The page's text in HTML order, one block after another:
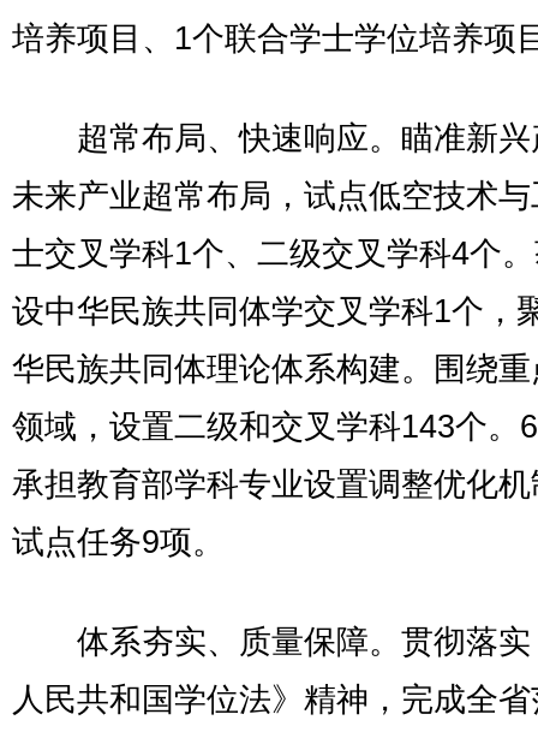
培养项目、1个联合学士学位培养项
超常布局、快速响应。瞄准新兴
未来产业超常布局，试点低空技术
士交叉学科1个、二级交叉学科4个
设中华民族共同体学交叉学科1个，
华民族共同体理论体系构建。围绕
领域，设置二级和交叉学科143个。
承担教育部学科专业设置调整优化
试点任务9项。
体系夯实、质量保障。贯彻落实
人民共和国学位法》精神，完成全